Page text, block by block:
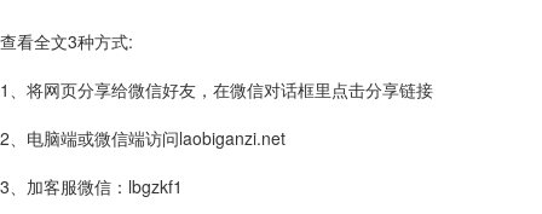
查看全文3种方式:
1、将网页分享给微信好友，在微信对话框里点击分享链接
2、电脑端或微信端访问laobiganzi.net
3、加客服微信：lbgzkf1